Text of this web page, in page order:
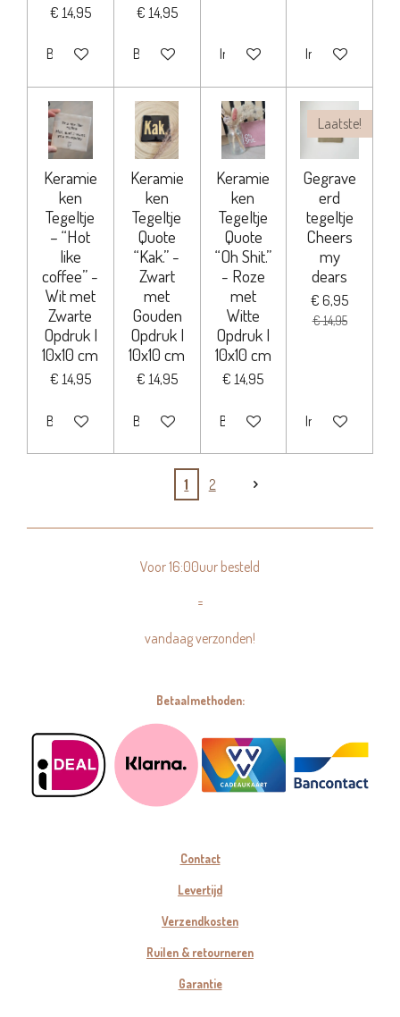
€ 14,95
Bekijk details
€ 14,95
Bekijk details In winkelwagen In winkelwagen
Keramie
ken
Tegeltje
– “Hot
like
coffee” -
Wit met
Zwarte
Opdruk |
10x10 cm
€ 14,95
Bekijk details
Keramie
ken
Tegeltje
Quote
“Kak.” -
Zwart
met
Gouden
Opdruk |
10x10 cm
€ 14,95
Bekijk details
Keramie
ken
Tegeltje
Quote
“Oh Shit.”
- Roze
met
Witte
Opdruk |
10x10 cm
€ 14,95
Bekijk details
Laatste!
Gegrave
erd
tegeltje
Cheers
my
dears
€ 6,95
€ 14,95
In winkelwagen
1 2
Voor 16:00uur besteld
=
vandaag verzonden!
Betaalmethoden:
Contact
Levertijd
Verzendkosten
Ruilen & retourneren
Garantie